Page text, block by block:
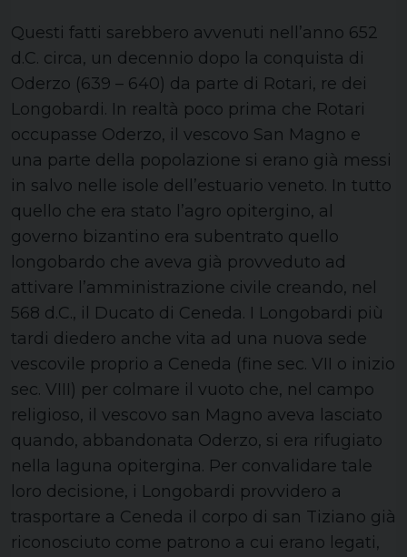
Questi fatti sarebbero avvenuti nell’anno 652
d.C. circa, un decennio dopo la conquista di
Oderzo (639 – 640) da parte di Rotari, re dei
Longobardi. In realtà poco prima che Rotari
occupasse Oderzo, il vescovo San Magno e
una parte della popolazione si erano già messi
in salvo nelle isole dell’estuario veneto. In tutto
quello che era stato l’agro opitergino, al
governo bizantino era subentrato quello
longobardo che aveva già provveduto ad
attivare l’amministrazione civile creando, nel
568 d.C., il Ducato di Ceneda. I Longobardi più
tardi diedero anche vita ad una nuova sede
vescovile proprio a Ceneda (fine sec. VII o inizio
sec. VIII) per colmare il vuoto che, nel campo
religioso, il vescovo san Magno aveva lasciato
quando, abbandonata Oderzo, si era rifugiato
nella laguna opitergina. Per convalidare tale
loro decisione, i Longobardi provvidero a
trasportare a Ceneda il corpo di san Tiziano già
riconosciuto come patrono a cui erano legati,